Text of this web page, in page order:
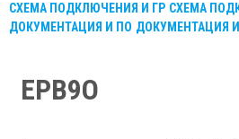
СХЕМА ПОДКЛЮЧЕНИЯ И ГР СХЕМА
ДОКУМЕНТАЦИЯ И ПО ДОКУМЕНТАЦИЯ
EPB9O